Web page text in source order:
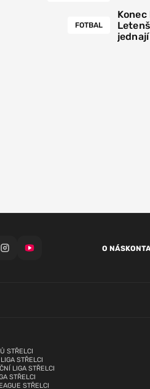
FOTBAL
jednají
O NÁS
STŘELCI
STŘELCI
LIGA STŘELCI
STŘELCI
STŘELCI